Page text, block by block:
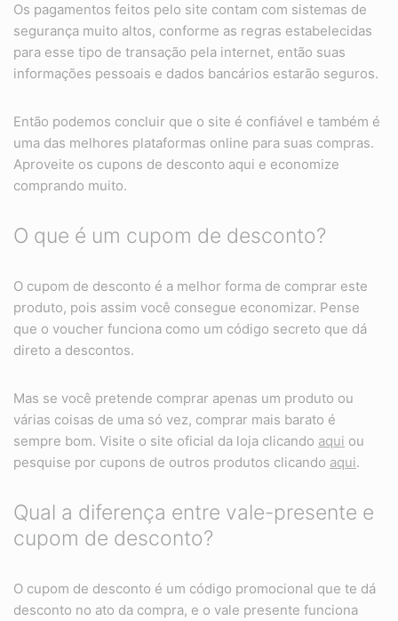
Os pagamentos feitos pelo site contam com sistemas de
segurança muito altos, conforme as regras estabelecidas
para esse tipo de transação pela internet, então suas
informações pessoais e dados bancários estarão seguros.
Então podemos concluir que o site é confiável e também é
uma das melhores plataformas online para suas compras.
Aproveite os cupons de desconto aqui e economize
comprando muito.
O que é um cupom de desconto?
O cupom de desconto é a melhor forma de comprar este
produto, pois assim você consegue economizar. Pense
que o voucher funciona como um código secreto que dá
direto a descontos.
Mas se você pretende comprar apenas um produto ou
várias coisas de uma só vez, comprar mais barato é
sempre bom. Visite o site oficial da loja clicando aqui ou
pesquise por cupons de outros produtos clicando aqui.
Qual a diferença entre vale-presente e
cupom de desconto?
O cupom de desconto é um código promocional que te dá
desconto no ato da compra, e o vale presente funciona